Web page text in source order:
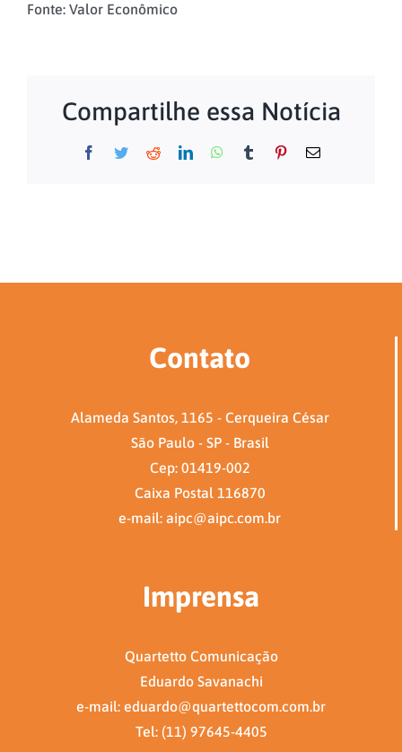
Fonte: Valor Econômico
Compartilhe essa Notícia
Facebook
TwitterRedditLinkedInWhatsApp
Tumblr Pinterest
E-
Contato
Alameda Santos, 1165 - Cerqueira César
São Paulo - SP - Brasil
Cep: 01419-002
Caixa Postal 116870
e-mail: aipc@aipc.com.br
Imprensa
Quartetto Comunicação
Eduardo Savanachi
e-mail: eduardo@quartettocom.com.br
Tel: (11) 97645-4405